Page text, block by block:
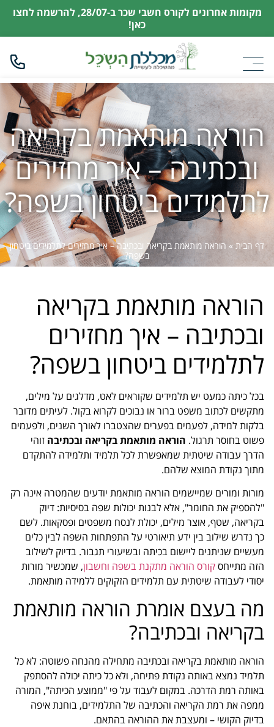
מקומות אחרונים לקורס חשבי שכר ב-28/07,
להרשמה לחצו
כאן!
הוראה מותאמת בקריאה
ובכתיבה – איך מחזירים
לתלמידים ביטחון בשפה?
דף הבית » הוראה מותאמת בקריאה ובכתיבה – איך מחזירים לתלמידים ביטחון
בשפה?
הוראה מותאמת בקריאה
ובכתיבה – איך מחזירים
לתלמידים ביטחון בשפה?
בכל כיתה כמעט יש תלמידים שקוראים לאט, מדלגים על מילים,
מתקשים לכתוב משפט ברור או נבוכים לקרוא בקול. לעיתים מדובר
בלקות למידה, לפעמים בפערים שהצטברו לאורך השנים, ולפעמים
פשוט בחוסר תרגול. הוראה מותאמת בקריאה ובכתיבה זוהי
הדרך עבודה שיטתית שמאפשרת לכל תלמיד ותלמידה להתקדם
מתוך נקודת המוצא שלהם.
מורות ומורים שמיישמים הוראה מותאמת יודעים שהמטרה אינה רק
"להספיק את החומר", אלא לבנות יכולות שפה בסיסיות: דיוק
בקריאה, שטף, אוצר מילים, יכולת לנסח משפטים ופסקאות. לשם
כך נדרש שילוב בין ידע תיאורטי על התפתחות השפה לבין כלים
מעשיים שניתנים ליישום בכיתה ובשיעורי תגבור. בדיוק לשילוב
הזה מתייחסקורס הוראה מתקנת בשפה וחשבון, שמכשיר מורות
יסודי לעבודה שיטתית עם תלמידים הזקוקים ללמידה מותאמת.
מה בעצם אומרת הוראה מותאמת
בקריאה ובכתיבה?
הוראה מותאמת בקריאה ובכתיבה מתחילה מהנחה פשוטה: לא כל
תלמיד נמצא באותה נקודת פתיחה, ולא כל כיתה יכולה להסתפק
באותה רמת הדרכה. במקום לעבוד על פי "ממוצע הכיתה", המורה
ממפה את רמת הקריאה והכתיבה של התלמידים, בוחנת איפה
בדיוק הקושי – ומעצבת את ההוראה בהתאם.